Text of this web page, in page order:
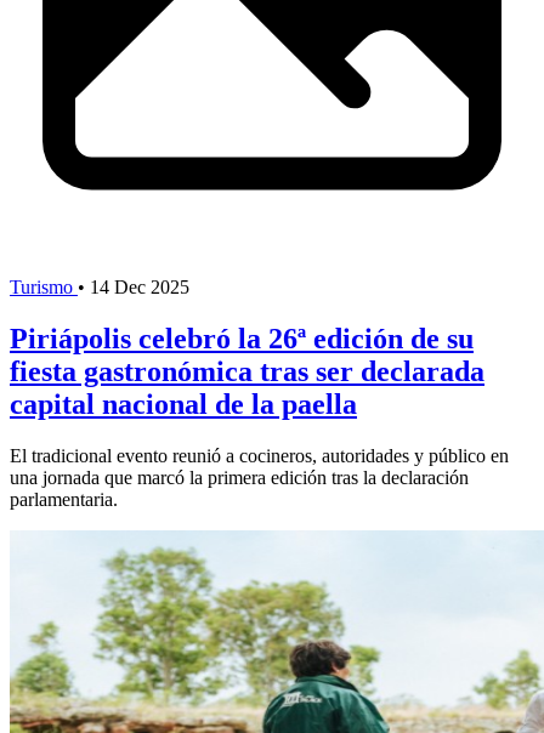
Turismo • 14 Dec 2025
Piriápolis celebró la 26ª edición de su
fiesta gastronómica tras ser declarada
capital nacional de la paella
El tradicional evento reunió a cocineros, autoridades y público en
una jornada que marcó la primera edición tras la declaración
parlamentaria.